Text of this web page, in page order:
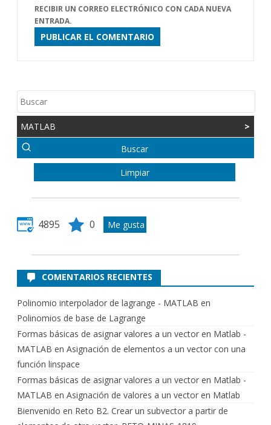
RECIBIR UN CORREO ELECTRÓNICO CON CADA NUEVA
ENTRADA.
MATLAB >
4895 0
COMENTARIOS RECIENTES
Polinomio interpolador de lagrange - MATLAB en
Polinomios de base de Lagrange
Formas básicas de asignar valores a un vector en Matlab -
MATLAB en Asignación de elementos a un vector con una
función linspace
Formas básicas de asignar valores a un vector en Matlab -
MATLAB en Asignación de valores a un vector en Matlab
Bienvenido en Reto B2. Crear un subvector a partir de